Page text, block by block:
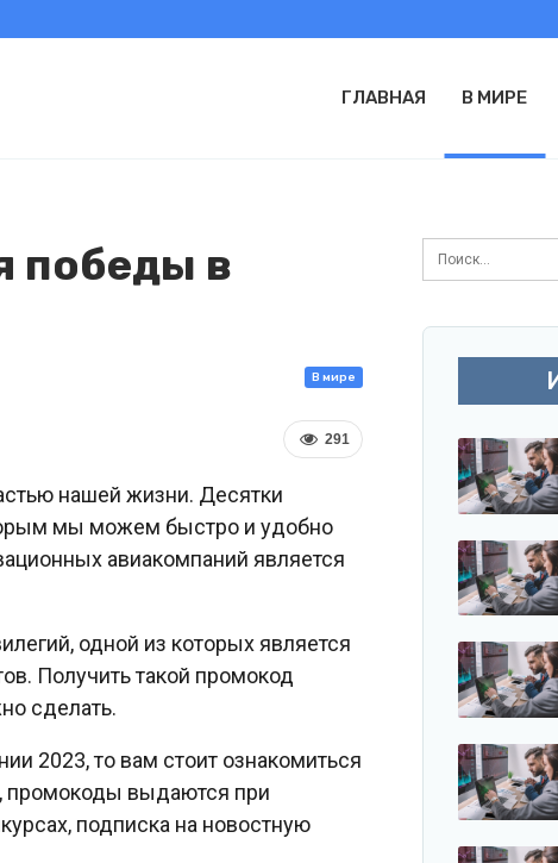
ГЛАВНАЯ В МИРЕ
победы в
В мире
291
нашей жизни. Десятки
мы можем быстро и удобно
авиакомпаний является
одной из которых является
Получить такой промокод
сделать.
2023, то вам стоит ознакомиться
промокоды выдаются при
подписка на новостную